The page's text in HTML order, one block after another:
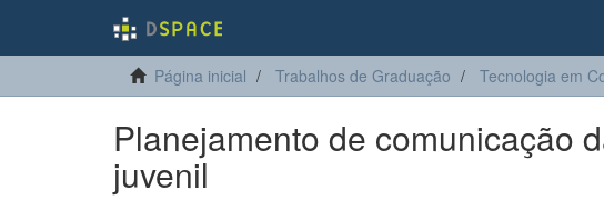
Página inicial Trabalhos de Graduação Tecnologia em
Planejamento de comunicação
juvenil